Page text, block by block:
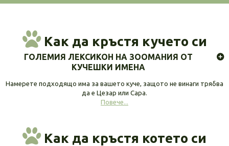
Как да кръстя кучето си
ГОЛЕМИЯ ЛЕКСИКОН НА ЗООМАНИЯ ОТ
КУЧЕШКИ ИМЕНА
Намерете подходящо има за вашето куче, защото не винаги трябва
да е Цезар или Сара.
Повече...
Как да кръстя котето си